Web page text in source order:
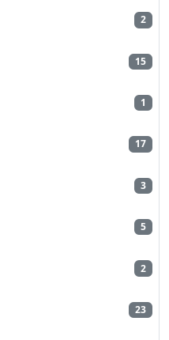
2
15
1
17
3
5
2
23